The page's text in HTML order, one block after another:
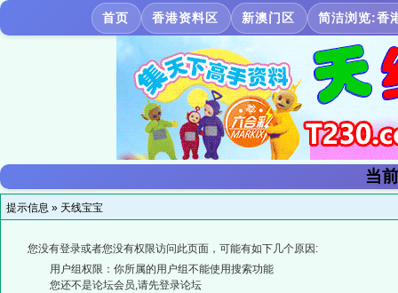
首页 香港资料区 新澳门区 简洁浏览:香
当
提示信息 » 天线宝宝
您没有登录或者您没有权限访问此页面，可能有如下几个原因:
用户组权限：你所属的用户组不能使用搜索功能
您还不是论坛会员,请先登录论坛